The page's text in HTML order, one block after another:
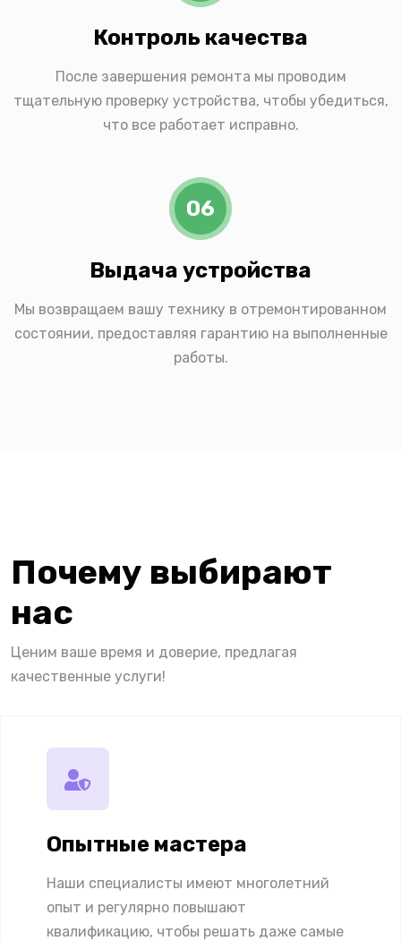
Контроль качества
После завершения ремонта мы проводим
тщательную проверку устройства, чтобы убедиться,
что все работает исправно.
06
Выдача устройства
Мы возвращаем вашу технику в отремонтированном
состоянии, предоставляя гарантию на выполненные
работы.
Почему выбирают
нас
Ценим ваше время и доверие, предлагая
качественные услуги!
Опытные мастера
Наши специалисты имеют многолетний
опыт и регулярно повышают
квалификацию, чтобы решать даже самые